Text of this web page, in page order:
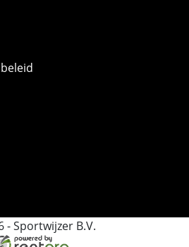
- Sportwijzer B.V.